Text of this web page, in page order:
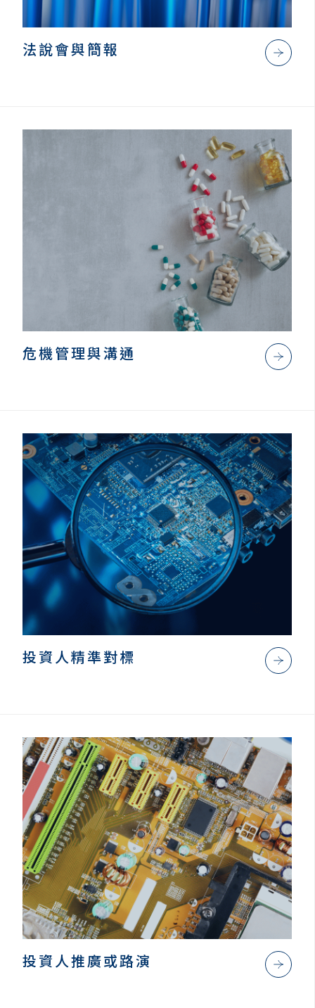
法說會與簡報
危機管理與溝通
投資人精準對標
投資人推廣或路演